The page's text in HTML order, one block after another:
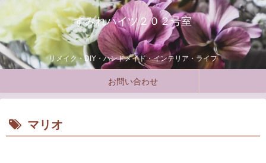
すみれハイツ２０２号室
リメイク・DIY・ハンドメイド・インテリア・ライフ
お問い合わせ
マリオ